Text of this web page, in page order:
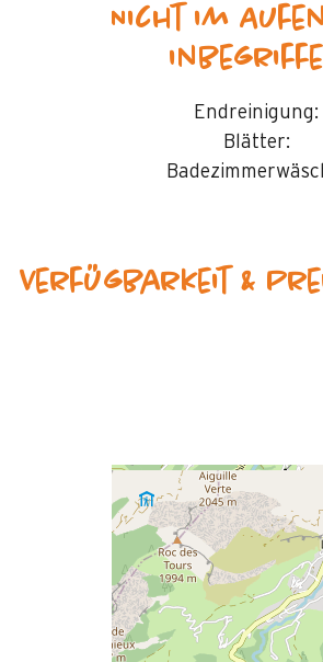
Nicht im
Endreinigung:
Blätter:
Verfügbarkeit &